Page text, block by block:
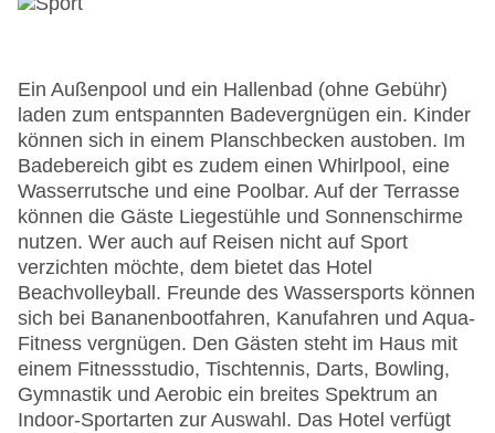
Ein Außenpool und ein Hallenbad (ohne Gebühr)
laden zum entspannten Badevergnügen ein. Kinder
können sich in einem Planschbecken austoben. Im
Badebereich gibt es zudem einen Whirlpool, eine
Wasserrutsche und eine Poolbar. Auf der Terrasse
können die Gäste Liegestühle und Sonnenschirme
nutzen. Wer auch auf Reisen nicht auf Sport
verzichten möchte, dem bietet das Hotel
Beachvolleyball. Freunde des Wassersports können
sich bei Bananenbootfahren, Kanufahren und Aqua-
Fitness vergnügen. Den Gästen steht im Haus mit
einem Fitnessstudio, Tischtennis, Darts, Bowling,
Gymnastik und Aerobic ein breites Spektrum an
Indoor-Sportarten zur Auswahl. Das Hotel verfügt